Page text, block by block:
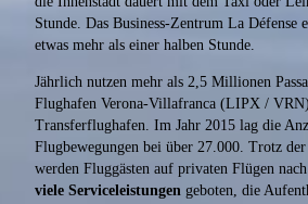
Stunde. Das Business-Zentrum La Défense
etwas mehr als einer halben Stunde.
Jährlich nutzen mehr als 2,5 Millionen
Flughafen Verona-Villafranca (LIPX /
Transferflughafen. Im Jahr 2015 lag die
Flugbewegungen bei über 27.000. Trotz der
werden Fluggästen auf privaten Flügen
viele Serviceleistungen geboten, die